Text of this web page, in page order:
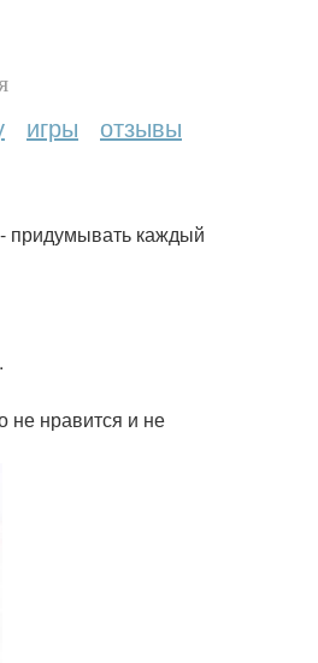
игры отзывы
придумывать каждый
не нравится и не